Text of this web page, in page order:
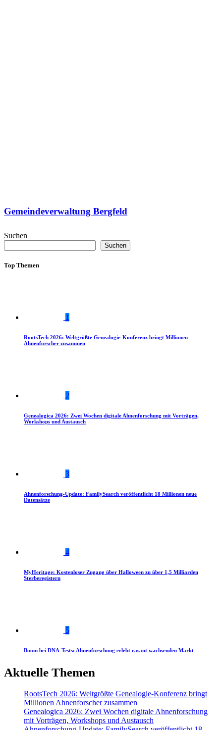
Gemeindeverwaltung Bergfeld
Suchen
Suchen
Top Themen
1
RootsTech 2026: Weltgrößte Genealogie-Konferenz bringt Millionen
Ahnenforscher zusammen
2
Genealogica 2026: Zwei Wochen digitale Ahnenforschung mit Vorträgen,
Workshops und Austausch
3
Ahnenforschung-Update: FamilySearch veröffentlicht 18 Millionen neue
Datensätze
4
MyHeritage: Kostenloser Zugang über Halloween zu über 1,5 Milliarden
Sterberegistern
5
Boom bei DNA-Tests: Ahnenforschung erlebt rasant wachsenden Markt
Aktuelle Themen
RootsTech 2026: Weltgrößte Genealogie-Konferenz bringt
Millionen Ahnenforscher zusammen
Genealogica 2026: Zwei Wochen digitale Ahnenforschung
mit Vorträgen, Workshops und Austausch